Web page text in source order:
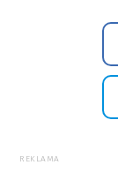
REKLAMA